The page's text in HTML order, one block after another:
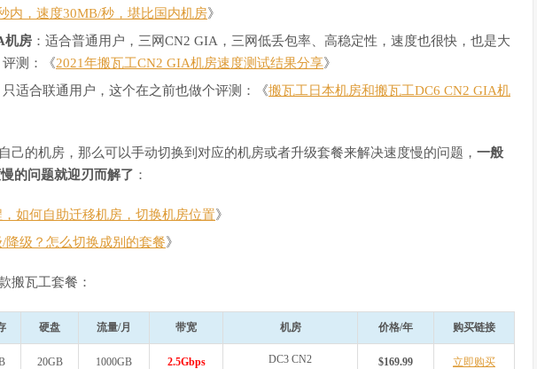
内，速度30MB/秒，堪比国内机房》
机房 ：适合普通用户，三网CN2 GIA，三网低丢包率、高稳定性，速度也很快，也是大
测：《2021年搬瓦工CN2 GIA机房速度测试结果分享》
只适合联通用户，这个在之前也做个评测：《搬瓦工日本机房和搬瓦工DC6 CN2 GIA机
己的机房，那么可以手动切换到对应的机房或者升级套餐来解决速度慢的问题， 一般
的问题就迎刃而解了 ：
如何自助迁移机房，切换机房位置》
降级？怎么切换成别的套餐》
搬瓦工套餐：
硬盘 流量/月 带宽 机房 价格/年 购买链接
20GB 1000GB 2.5Gbps
DC3 CN2
$169.99 立即购买